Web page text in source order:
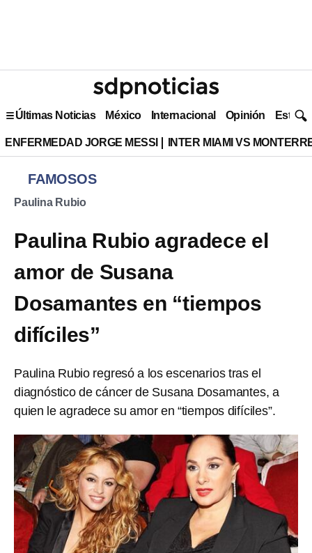
Últimas Noticias México Internacional Opinión Estilo
ENFERMEDAD JORGE MESSI INTER MIAMI VS
FAMOSOS
Paulina Rubio
Paulina Rubio agradece el
amor de Susana
Dosamantes en “tiempos
difíciles”
Paulina Rubio regresó a los escenarios tras el
diagnóstico de cáncer de Susana Dosamantes, a
quien le agradece su amor en “tiempos difíciles”.